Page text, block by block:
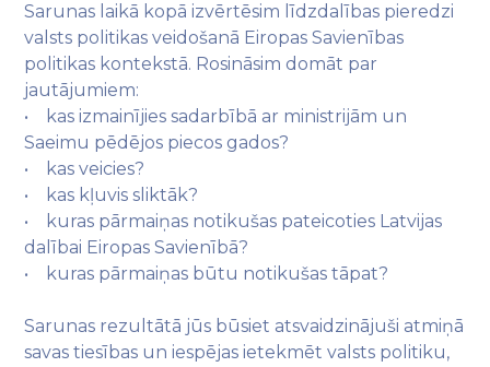
Sarunas laikā kopā izvērtēsim līdzdalības pieredzi
valsts politikas veidošanā Eiropas Savienības
politikas kontekstā. Rosināsim domāt par
jautājumiem:
• kas izmainījies sadarbībā ar ministrijām un
Saeimu pēdējos piecos gados?
• kas veicies?
• kas kļuvis sliktāk?
• kuras pārmaiņas notikušas pateicoties Latvijas
dalībai Eiropas Savienībā?
• kuras pārmaiņas būtu notikušas tāpat?
Sarunas rezultātā jūs būsiet atsvaidzinājuši atmiņā
savas tiesības un iespējas ietekmēt valsts politiku,